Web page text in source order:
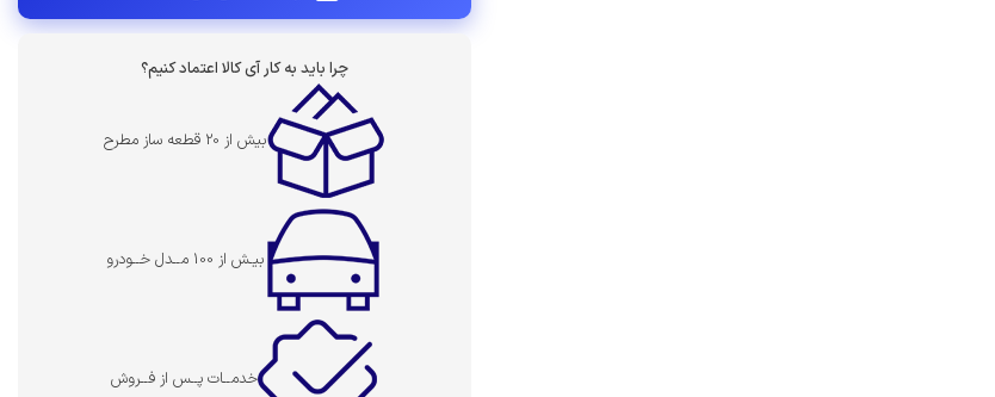
چرا باید به کار آی کالا اعتماد کنیم؟
بیش از 20 قطعه ساز مطرح
بیـش از 100 مــدل خــودرو
خدمــات پــس از فــروش